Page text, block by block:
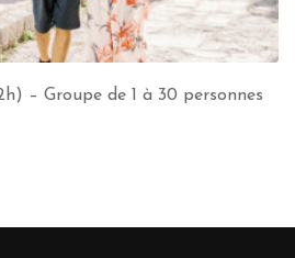
– Groupe de 1 à 30 personnes